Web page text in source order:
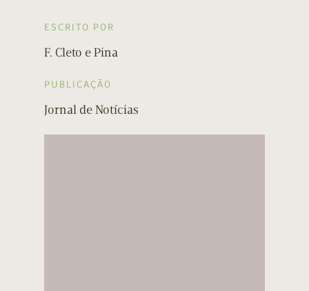
ESCRITO POR
F. Cleto e Pina
PUBLICAÇÃO
Jornal de Notícias